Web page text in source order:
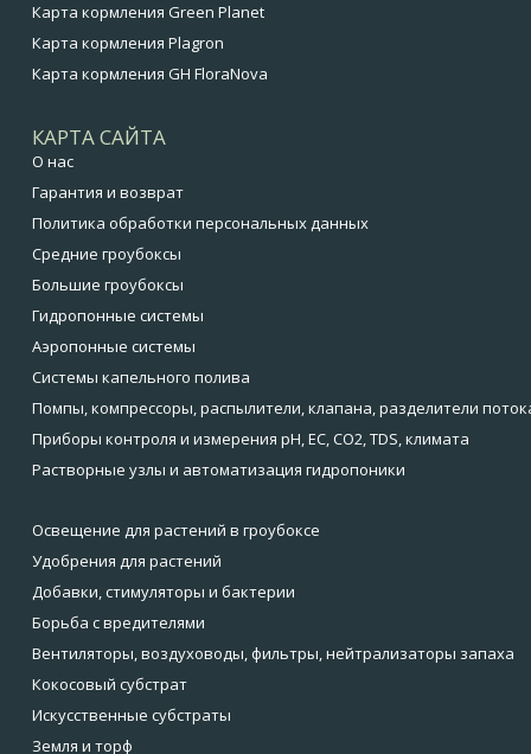
Карта кормления Green Planet
Карта кормления Plagron
Карта кормления GH FloraNova
КАРТА САЙТА
О нас
Гарантия и возврат
Политика обработки персональных данных
Средние гроубоксы
Большие гроубоксы
Гидропонные системы
Аэропонные системы
Системы капельного полива
Помпы, компрессоры, распылители, клапана, разделители
Приборы контроля и измерения pH, EC, CO2, TDS, климата
Растворные узлы и автоматизация гидропоники
Освещение для растений в гроубоксе
Удобрения для растений
Добавки, стимуляторы и бактерии
Борьба с вредителями
Вентиляторы, воздуховоды, фильтры, нейтрализаторы запаха
Кокосовый субстрат
Искусственные субстраты
Земля и торф